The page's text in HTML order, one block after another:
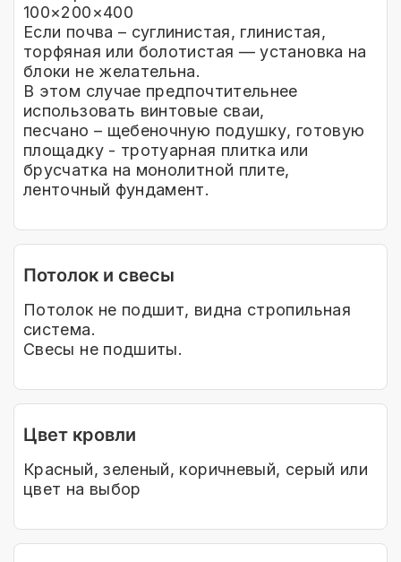
100×200×400
Если почва – суглинистая, глинистая,
торфяная или болотистая — установка на
блоки не желательна.
В этом случае предпочтительнее
использовать винтовые сваи,
песчано – щебеночную подушку, готовую
площадку - тротуарная плитка или
брусчатка на монолитной плите,
ленточный фундамент.
Потолок и свесы
Потолок не подшит, видна стропильная
система.
Свесы не подшиты.
Цвет кровли
Красный, зеленый, коричневый, серый или
цвет на выбор